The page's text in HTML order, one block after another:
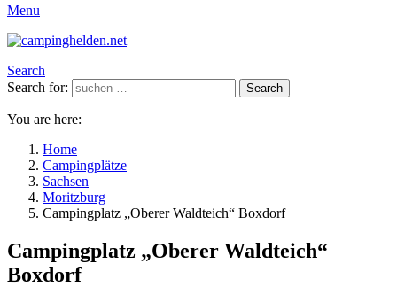
Menu
Search
Search for:
Search
You are here:
Home
Campingplätze
Sachsen
Moritzburg
Campingplatz „Oberer Waldteich“ Boxdorf
Campingplatz „Oberer Waldteich“
Boxdorf